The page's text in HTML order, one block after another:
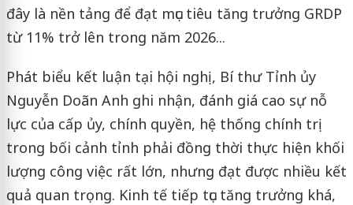
đây là nền tảng để đạt mục tiêu tăng trưởng GRDP
từ 11% trở lên trong năm 2026...
Phát biểu kết luận tại hội nghị, Bí thư Tỉnh ủy
Nguyễn Doãn Anh ghi nhận, đánh giá cao sự nỗ
lực của cấp ủy, chính quyền, hệ thống chính trị
trong bối cảnh tỉnh phải đồng thời thực hiện khối
lượng công việc rất lớn, nhưng đạt được nhiều kết
quả quan trọng. Kinh tế tiếp tục tăng trưởng khá,